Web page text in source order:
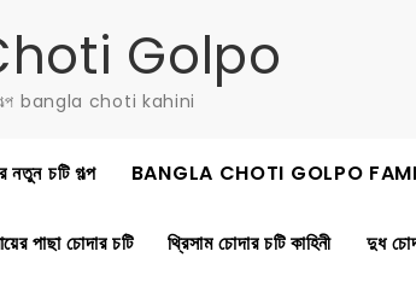
Golpo
গল্প bangla choti kahini
নতুন চটি গল্প BANGLA CHOTI GOLPO
পাছা চোদার চটি থ্রিসাম চোদার চটি কাহিনী দুধ